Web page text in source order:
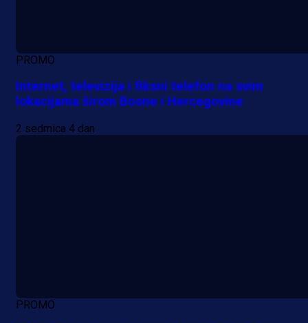
PROMO
Internet, televizija i fiksni telefon na svim
lokacijama širom Bosne i Hercegovine
2 sedmica 4 dan
PROMO